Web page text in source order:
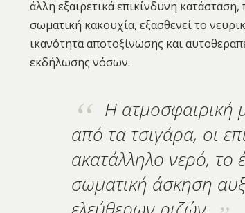
άλλη εξαιρετικά επικίνδυνη
σωματική κακουχία, εξασθενεί το
ικανότητα αποτοξίνωσης και
εκδήλωσης νόσων.
Η ατμοσφαιρική
από τα τσιγάρα, οι
ακατάλληλο νερό, το
σωματική άσκηση